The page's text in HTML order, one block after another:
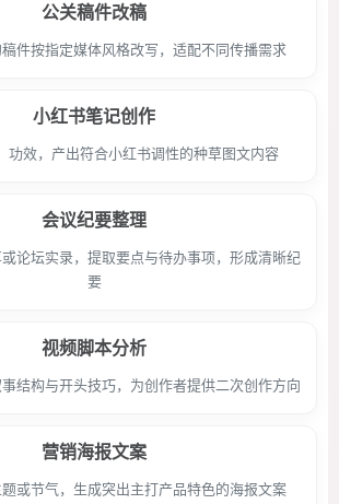
公关稿件改稿
件按指定媒体风格改写，适配不同传播需求
小红书笔记创作
功效，产出符合小红书调性的种草图文内容
会议纪要整理
论坛实录，提取要点与待办事项，形成清晰纪
要
视频脚本分析
结构与开头技巧，为创作者提供二次创作方向
营销海报文案
或节气，生成突出主打产品特色的海报文案